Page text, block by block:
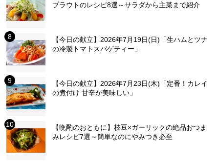
プラウトのレシピ8選～サラダから主菜まで紹介
【今日の献立】2026年7月19日(日)「生ハムとツナ
の冷製トマトスパゲティー」
【今日の献立】2026年7月23日(木)「定番！カレイ
の煮付け 甘辛が美味しい」
【晩酌のおともに】枝豆×ガーリックの絶品おつま
みレシピ7選～簡単なのにやみつき必至